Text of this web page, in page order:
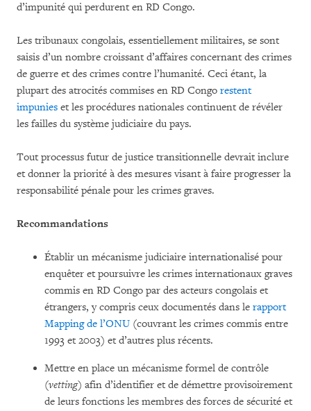
d’impunité qui perdurent en RD Congo.
Les tribunaux congolais, essentiellement militaires, se sont
saisis d’un nombre croissant d’affaires concernant des crimes
de guerre et des crimes contre l’humanité. Ceci étant, la
plupart des atrocités commises en RD Congo restent
impunies et les procédures nationales continuent de révéler
les failles du système judiciaire du pays.
Tout processus futur de justice transitionnelle devrait inclure
et donner la priorité à des mesures visant à faire progresser la
responsabilité pénale pour les crimes graves.
Recommandations
Établir un mécanisme judiciaire internationalisé pour
enquêter et poursuivre les crimes internationaux graves
commis en RD Congo par des acteurs congolais et
étrangers, y compris ceux documentés dans le rapport
Mapping de l’ONU (couvrant les crimes commis entre
1993 et 2003) et d’autres plus récents.
Mettre en place un mécanisme formel de contrôle
(vetting) afin d’identifier et de démettre provisoirement
de leurs fonctions les membres des forces de sécurité et